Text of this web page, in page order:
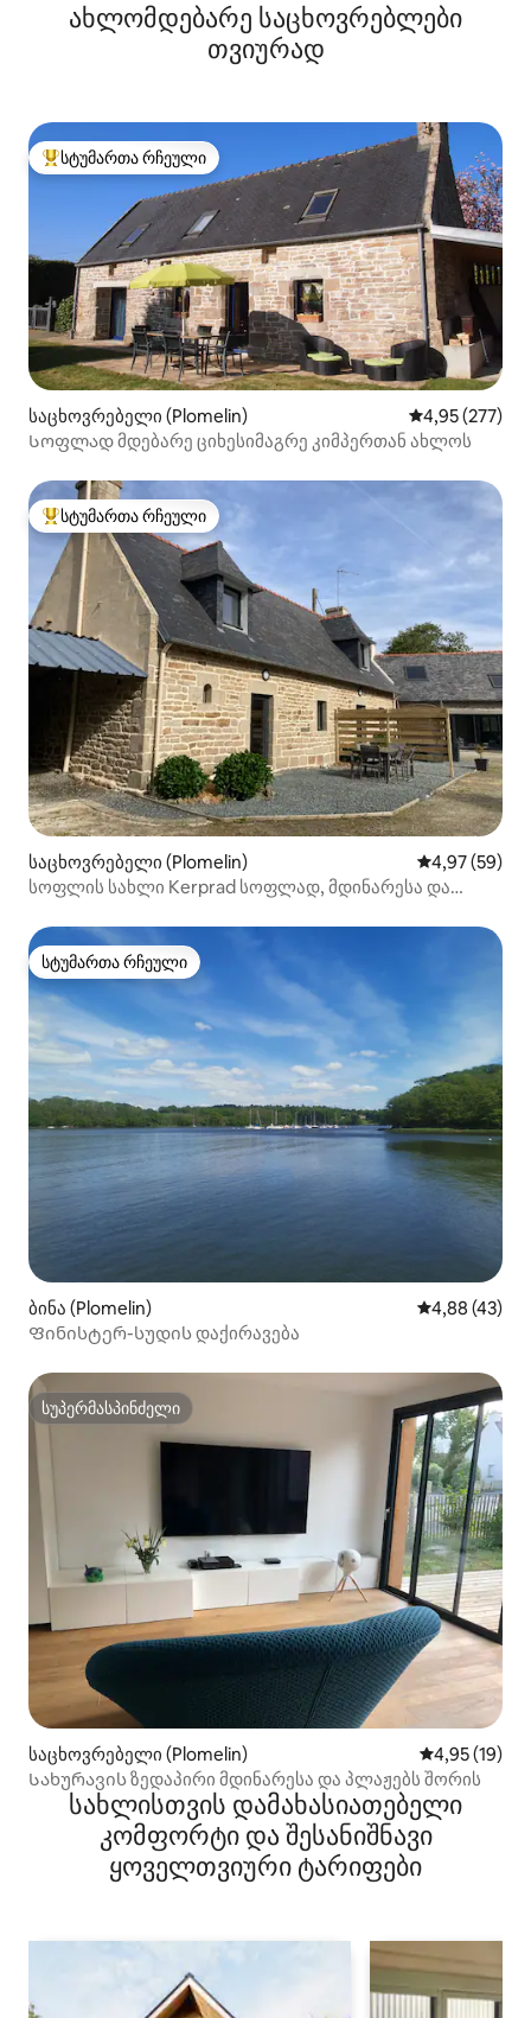
ახლომდებარე საცხოვრებლები
თვიურად
სტუმართა რჩეული მოწინავე ვარიანტი
სტუმართა რჩეული
საცხოვრებელი (Plomelin) საშუალო
4,95 (277)
Სოფლად მდებარე ციხესიმაგრე კიმპერთან ახლოს
სტუმართა რჩეული მოწინავე ვარიანტი
სტუმართა რჩეული
საცხოვრებელი (Plomelin) საშუალო
4,97 (59)
სოფლის სახლი Kerprad სოფლად, მდინარესა და
სტუმართა რჩეული
სტუმართა რჩეული
ბინა (Plomelin) საშუალო
4,88 (43)
Ფინისტერ-სუდის დაქირავება
სუპერმასპინძელი
სუპერმასპინძელი
საცხოვრებელი (Plomelin) საშუალო
4,95 (19)
Სახურავის ზედაპირი მდინარესა და პლაჟებს შორის
სახლისთვის დამახასიათებელი
კომფორტი და შესანიშნავი
ყოველთვიური ტარიფები